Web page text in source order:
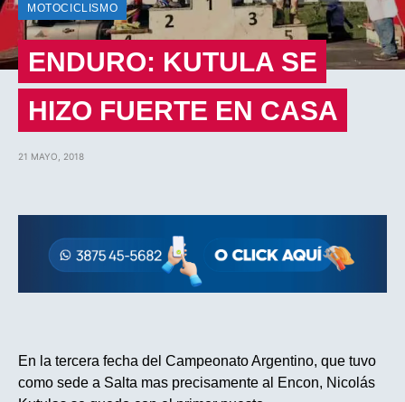
MOTOCICLISMO
ENDURO: KUTULA SE
HIZO FUERTE EN CASA
21 MAYO, 2018
En la tercera fecha del Campeonato Argentino, que tuvo
como sede a Salta mas precisamente al Encon, Nicolás